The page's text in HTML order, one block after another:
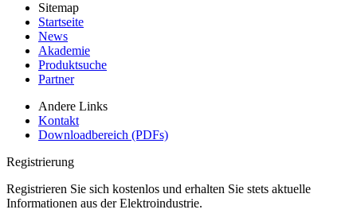
Sitemap
Startseite
News
Akademie
Produktsuche
Partner
Andere Links
Kontakt
Downloadbereich (PDFs)
Registrierung
Registrieren Sie sich kostenlos und erhalten Sie stets aktuelle
Informationen aus der Elektroindustrie.